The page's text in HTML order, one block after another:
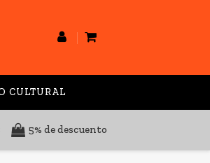
CULTURAL
5% de descuento